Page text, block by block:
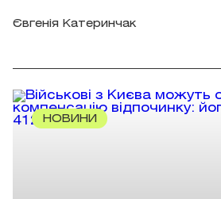
Євгенія Катеринчак
НОВИНИ